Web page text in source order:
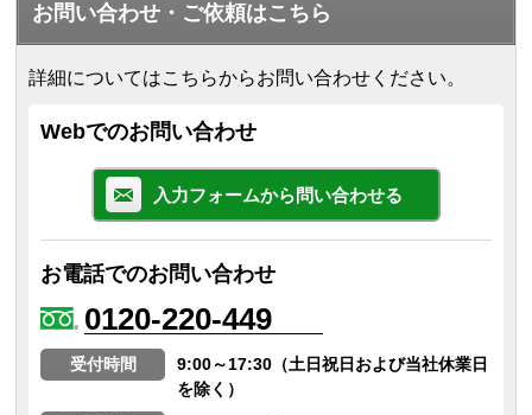
お問い合わせ・ご依頼はこちら
詳細についてはこちらからお問い合わせください。
Webでのお問い合わせ
入力フォームから問い合わせる
お電話でのお問い合わせ
0120-220-449
受付時間
9:00～17:30（土日祝日および当社休業日
を除く）